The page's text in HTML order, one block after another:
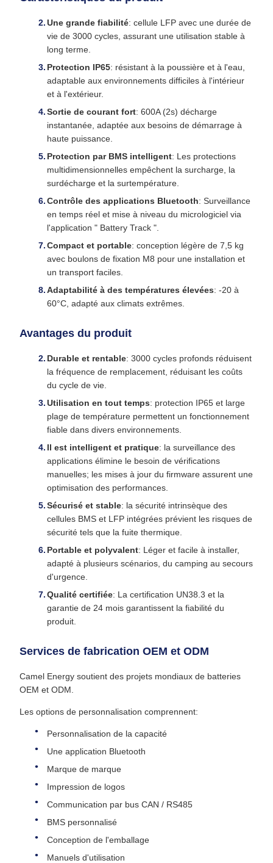
Une grande fiabilité: cellule LFP avec une durée de
vie de 3000 cycles, assurant une utilisation stable à
long terme.
Protection IP65: résistant à la poussière et à l'eau,
adaptable aux environnements difficiles à l'intérieur
et à l'extérieur.
Sortie de courant fort: 600A (2s) décharge
instantanée, adaptée aux besoins de démarrage à
haute puissance.
Protection par BMS intelligent: Les protections
multidimensionnelles empêchent la surcharge, la
surdécharge et la surtempérature.
Contrôle des applications Bluetooth: Surveillance
en temps réel et mise à niveau du micrologiciel via
l'application " Battery Track ".
Compact et portable: conception légère de 7,5 kg
avec boulons de fixation M8 pour une installation et
un transport faciles.
Adaptabilité à des températures élevées: -20 à
60°C, adapté aux climats extrêmes.
Avantages du produit
Durable et rentable: 3000 cycles profonds réduisent
la fréquence de remplacement, réduisant les coûts
du cycle de vie.
Utilisation en tout temps: protection IP65 et large
plage de température permettent un fonctionnement
fiable dans divers environnements.
Il est intelligent et pratique: la surveillance des
applications élimine le besoin de vérifications
manuelles; les mises à jour du firmware assurent une
optimisation des performances.
Sécurisé et stable: la sécurité intrinsèque des
cellules BMS et LFP intégrées prévient les risques de
sécurité tels que la fuite thermique.
Portable et polyvalent: Léger et facile à installer,
adapté à plusieurs scénarios, du camping au secours
d'urgence.
Qualité certifiée: La certification UN38.3 et la
garantie de 24 mois garantissent la fiabilité du
produit.
Services de fabrication OEM et ODM
Camel Energy soutient des projets mondiaux de batteries
OEM et ODM.
Les options de personnalisation comprennent:
Personnalisation de la capacité
Une application Bluetooth
Marque de marque
Impression de logos
Communication par bus CAN / RS485
BMS personnalisé
Conception de l'emballage
Manuels d'utilisation